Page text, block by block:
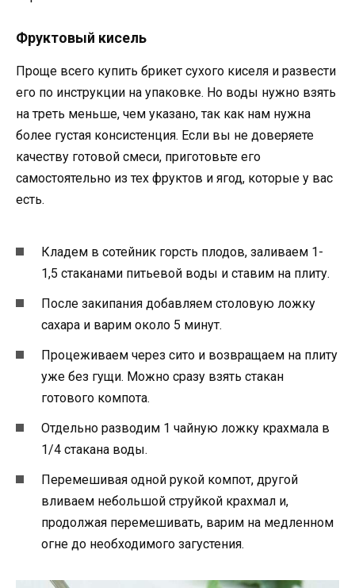
Фруктовый кисель
Проще всего купить брикет сухого киселя и развести
его по инструкции на упаковке. Но воды нужно взять
на треть меньше, чем указано, так как нам нужна
более густая консистенция. Если вы не доверяете
качеству готовой смеси, приготовьте его
самостоятельно из тех фруктов и ягод, которые у вас
есть.
Кладем в сотейник горсть плодов, заливаем 1-
1,5 стаканами питьевой воды и ставим на плиту.
После закипания добавляем столовую ложку
сахара и варим около 5 минут.
Процеживаем через сито и возвращаем на плиту
уже без гущи. Можно сразу взять стакан
готового компота.
Отдельно разводим 1 чайную ложку крахмала в
1/4 стакана воды.
Перемешивая одной рукой компот, другой
вливаем небольшой струйкой крахмал и,
продолжая перемешивать, варим на медленном
огне до необходимого загустения.